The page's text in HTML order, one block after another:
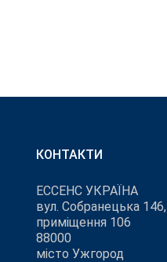
КОНТАКТИ
ЕССЕНС УКРАЇНА
вул. Собранецька 146,
приміщення 106
88000
місто Ужгород